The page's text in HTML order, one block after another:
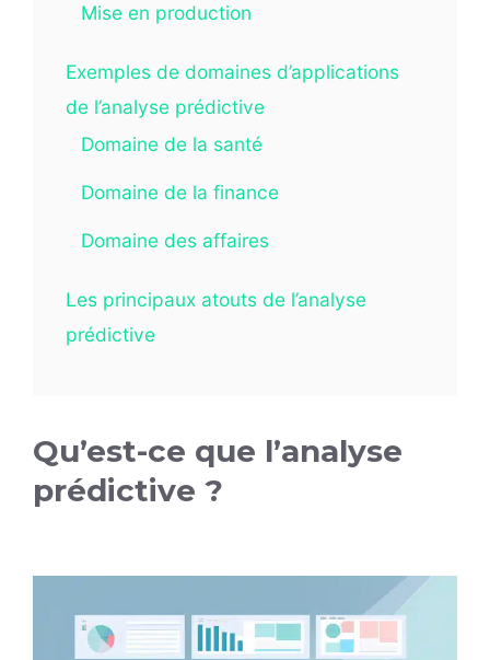
Mise en production
Exemples de domaines d’applications
de l’analyse prédictive
Domaine de la santé
Domaine de la finance
Domaine des affaires
Les principaux atouts de l’analyse
prédictive
Qu’est-ce que l’analyse
prédictive ?